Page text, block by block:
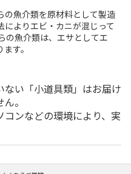
魚介類を原材料として製造
よりエビ・カニが混じって
の魚介類は、エサとしてエ
す。
い「小道具類」はお届け
。
ンなどの環境により、実